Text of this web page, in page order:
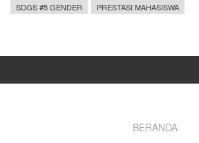
SDGS #5 GENDER
PRESTASI MAHASISWA
BERANDA